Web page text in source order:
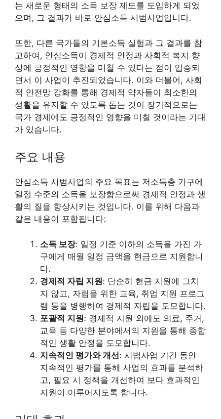
는 새로운 형태의 소득 보장 제도를 도입하게 되었
으며, 그 결과가 바로 안심소득 시범사업입니다.
또한, 다른 국가들의 기본소득 실험과 그 결과를 참
고하여, 안심소득이 경제적 안정과 사회적 복지 향
상에 긍정적인 영향을 미칠 수 있다는 점이 입증되
면서 이 사업이 추진되었습니다. 이와 더불어, 사회
적 안전망 강화를 통해 경제적 약자들이 최소한의
생활을 유지할 수 있도록 돕는 것이 장기적으로는
국가 경제에도 긍정적인 영향을 미칠 것이라는 기대
가 있습니다.
주요 내용
안심소득 시범사업의 주요 목표는 저소득층 가구에
일정 수준의 소득을 보장함으로써 경제적 안정과 생
활의 질을 향상시키는 것입니다. 이를 위해 다음과
같은 내용이 포함됩니다:
소득 보장: 일정 기준 이하의 소득을 가진 가
구에게 매월 일정 금액을 현금으로 지원합니
다.
경제적 자립 지원: 단순히 현금 지원에 그치
지 않고, 자립을 위한 교육, 취업 지원 프로그
램 등을 병행하여 경제적 자립을 도모합니다.
포괄적 지원: 경제적 지원 외에도 의료, 주거,
교육 등 다양한 분야에서의 지원을 통해 종합
적인 생활 안정을 도모합니다.
지속적인 평가와 개선: 시범사업 기간 동안
지속적인 평가를 통해 사업의 효과를 분석하
고, 필요 시 정책을 개선하여 보다 효과적인
지원이 이루어지도록 합니다.